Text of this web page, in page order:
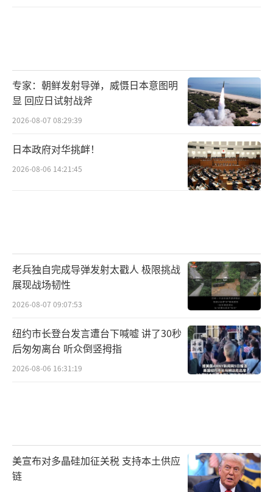
美国同意情况下打击伊朗核设施。这种行动将
彻底颠覆拜登政府时期开始的核谈判，并引发
伊朗对整个地区美国目标的报复。
伊朗核谈判代表阿拉格希在社交媒体呼
吁：“一项能确保伊朗核计划持续和平性质的
协议触手可及”。但特朗普已表示对谈判信心
列恢复对加沙地带大规模空袭，造成至少1001
人死亡。美军也大举空袭也门胡塞武装，造成5
3人死亡。暗杀事件可能成为点燃全面地区冲突
专家：朝鲜发射导弹，威慑日本意图明
显 回应日试射战斧
2026-08-07 08:29:39
日本政府对华挑衅！
2026-08-06 14:21:45
老兵独自完成导弹发射太戳人 极限挑战
展现战场韧性
2026-08-07 09:07:53
纽约市长登台发言遭台下喊嘘 讲了30秒
后匆匆离台 听众倒竖拇指
2026-08-06 16:31:19
美宣布对多晶硅加征关税 支持本土供应
链